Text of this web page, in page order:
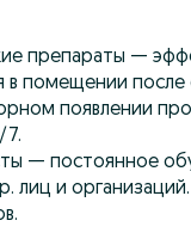
препараты —
в помещении после
появлении
7.
— постоянное
лиц и организаций.